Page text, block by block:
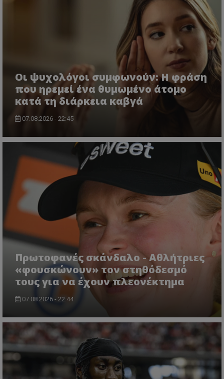
Οι ψυχολόγοι συμφωνούν: Η φράση
που ηρεμεί ένα θυμωμένο άτομο
κατά τη διάρκεια καβγά
07.08.2026 - 22:45
Πρωτοφανές σκάνδαλο - Aθλήτριες
«φουσκώνουν» τον στηθόδεσμό
τους για να έχουν πλεονέκτημα
07.08.2026 - 22:44